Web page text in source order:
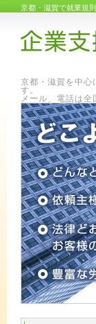
京都・滋賀で就業規
京都・滋賀を中心
メール、電話は全